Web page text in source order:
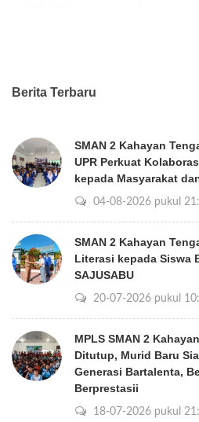
Berita Terbaru
SMAN 2 Kahayan
UPR Perkuat
kepada Masyarakat
04-08-2026 pukul
SMAN 2 Kahayan
Literasi kepada Siswa
SAJUSABU
20-07-2026 pukul
MPLS SMAN 2
Ditutup, Murid Baru
Generasi Bartalenta,
Berprestasii
18-07-2026 pukul